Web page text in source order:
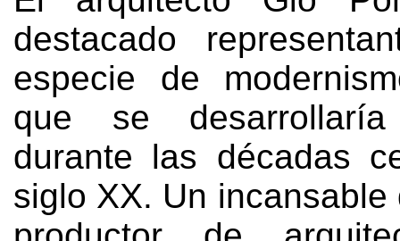
destacado
especie de
que se
durante las décadas
siglo XX. Un